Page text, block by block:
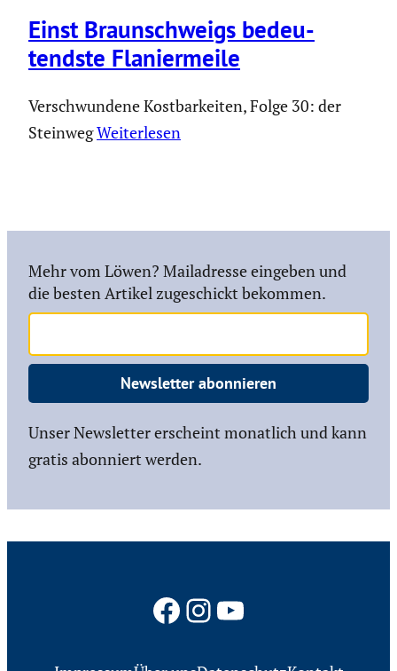
Einst Braun­schweigs bedeu­
tendste Flanier­meile
Verschwundene Kostbarkeiten, Folge 30: der
SteinwegWeiterlesen
Mehr vom Löwen? Mailadresse eingeben und
die besten Artikel zugeschickt bekommen.
Newsletter abonnieren
Unser Newsletter erscheint monatlich und kann
gratis abonniert werden.
Facebook
Instagram
YouTube